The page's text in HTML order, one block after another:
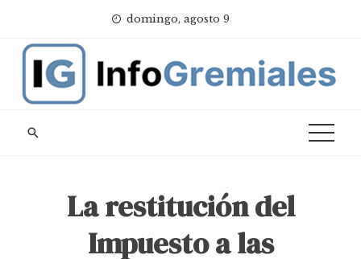
content
domingo, agosto 9
La restitución del
Impuesto a las